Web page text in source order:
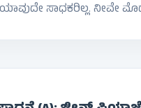
ಸಾಧಕರಿಲ್ಲ. ನೀವೇ